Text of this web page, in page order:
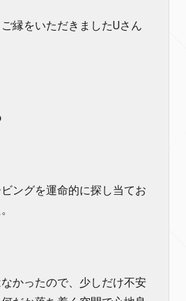
縁をいただきましたUさん
ングを運命的に探し当てお
かったので、少しだけ不安